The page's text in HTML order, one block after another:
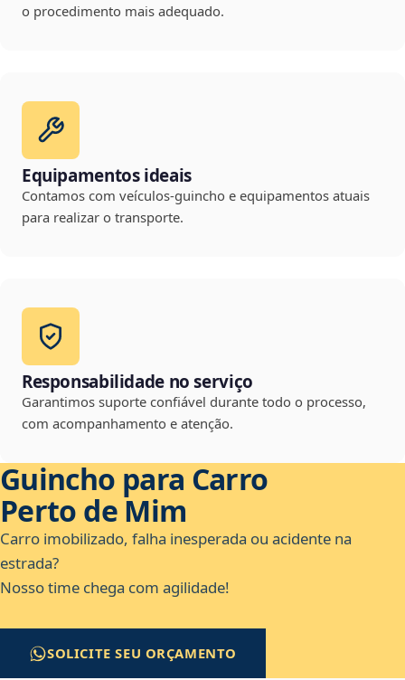
o procedimento mais adequado.
Equipamentos ideais
Contamos com veículos-guincho e equipamentos atuais
para realizar o transporte.
Responsabilidade no serviço
Garantimos suporte confiável durante todo o processo,
com acompanhamento e atenção.
Guincho para Carro
Perto de Mim
Carro imobilizado, falha inesperada ou acidente na
estrada?
Nosso time chega com agilidade!
SOLICITE SEU ORÇAMENTO